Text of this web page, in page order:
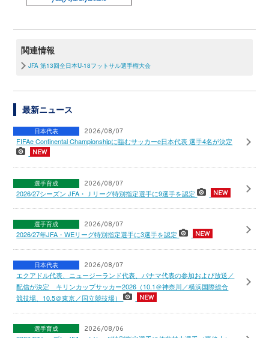
関連情報
JFA 第13回全日本U-18フットサル選手権大会
最新ニュース
日本代表 2026/08/07
FIFAe Continental Championshipに臨むサッカーe日本代表 選手4名が決定
選手育成 2026/08/07
2026/27シーズン JFA・Ｊリーグ特別指定選手に9選手を認定
選手育成 2026/08/07
2026/27年JFA・WEリーグ特別指定選手に3選手を認定
日本代表 2026/08/07
エクアドル代表、ニュージーランド代表、パナマ代表の参加および放送／
配信が決定 キリンカップサッカー2026（10.1＠神奈川／横浜国際総合
競技場、10.5＠東京／国立競技場）
選手育成 2026/08/06